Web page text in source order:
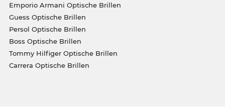
Emporio Armani Optische Brillen
Guess Optische Brillen
Persol Optische Brillen
Boss Optische Brillen
Tommy Hilfiger Optische Brillen
Carrera Optische Brillen